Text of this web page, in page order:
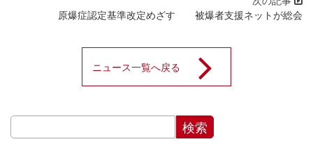
原爆症認定基準改定めざす 被爆者支援ネットが総会
ニュース一覧へ戻る